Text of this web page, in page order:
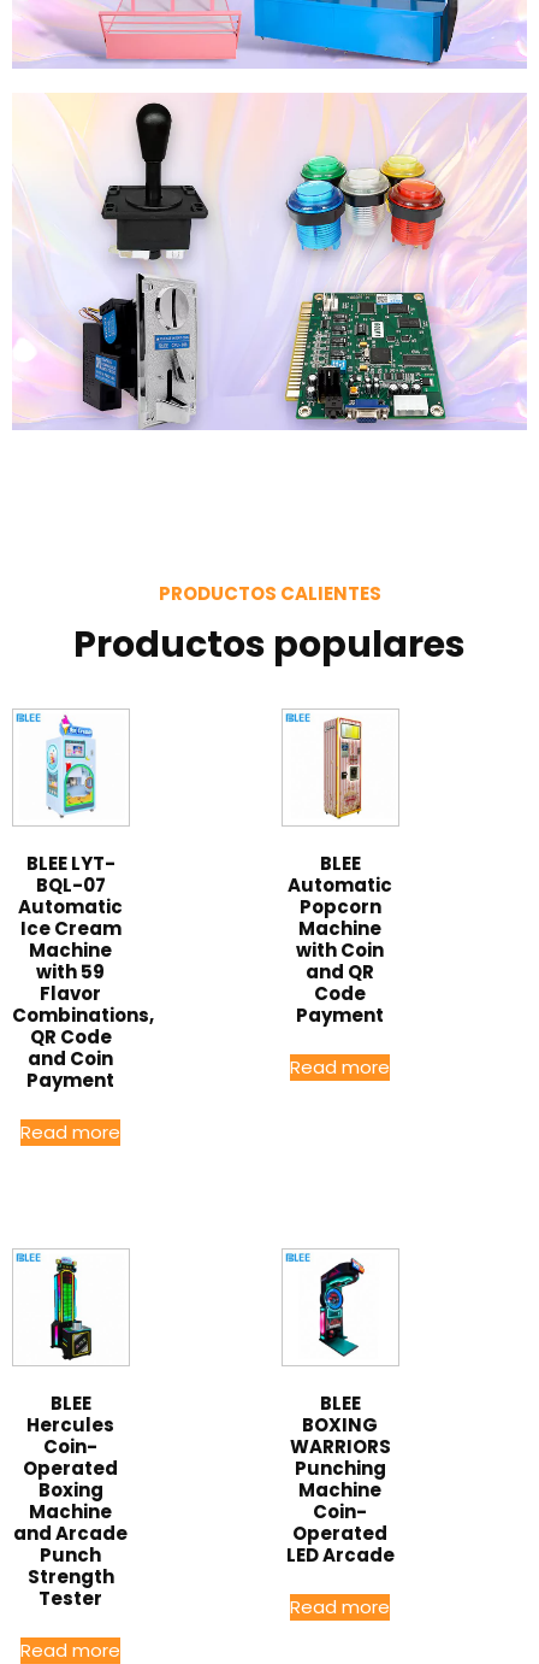
PRODUCTOS CALIENTES
Productos populares
BLEE LYT-
BQL-07
Automatic
Ice Cream
Machine
with 59
Flavor
Combinations,
QR Code
and Coin
Payment
Read more
BLEE
Automatic
Popcorn
Machine
with Coin
and QR
Code
Payment
Read more
BLEE
Hercules
Coin-
Operated
Boxing
Machine
and Arcade
Punch
Strength
Tester
Read more
BLEE
BOXING
WARRIORS
Punching
Machine
Coin-
Operated
LED Arcade
Read more